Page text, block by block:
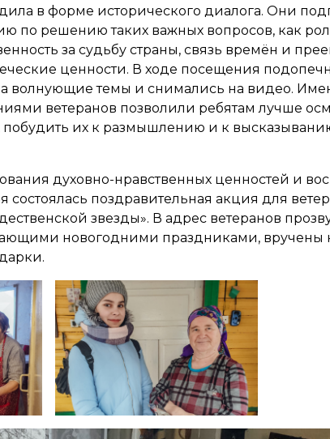
в форме исторического диалога. Они
по решению таких важных вопросов, как
за судьбу страны, связь времён и
ценности. В ходе посещения
волнующие темы и снимались на видео.
ветеранов позволили ребятам лучше
их к размышлению и к
духовно-нравственных ценностей и
состоялась поздравительная акция для
звезды». В адрес ветеранов
новогодними праздниками, вручены